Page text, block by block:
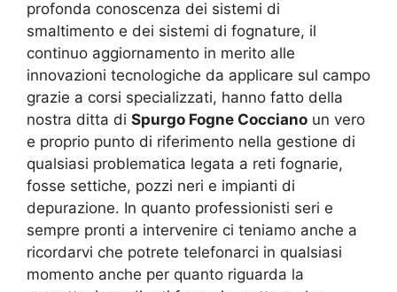
profonda conoscenza dei sistemi di
smaltimento e dei sistemi di fognature, il
continuo aggiornamento in merito alle
innovazioni tecnologiche da applicare sul campo
grazie a corsi specializzati, hanno fatto della
nostra ditta di Spurgo Fogne Cocciano un vero
e proprio punto di riferimento nella gestione di
qualsiasi problematica legata a reti fognarie,
fosse settiche, pozzi neri e impianti di
depurazione. In quanto professionisti seri e
sempre pronti a intervenire ci teniamo anche a
ricordarvi che potrete telefonarci in qualsiasi
momento anche per quanto riguarda la